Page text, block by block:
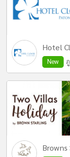
Hotel
New
Browns